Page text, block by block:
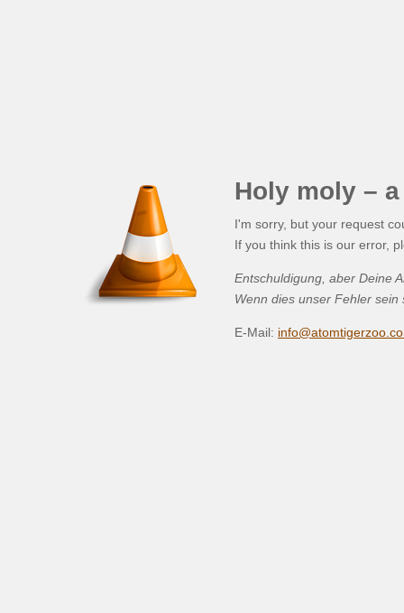
Holy moly –
I'm sorry, but your request
If you think this is our error,
Entschuldigung, aber Deine
Wenn dies unser Fehler
E-Mail: